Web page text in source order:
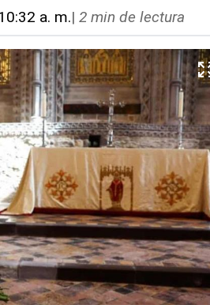
a. m.| 2 min de lectura